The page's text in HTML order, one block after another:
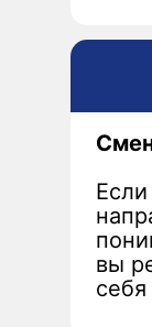
вы
себя